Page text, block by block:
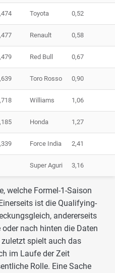
Toyota 0,52
Renault 0,58
Red Bull 0,67
Toro Rosso 0,90
Williams 1,06
Honda 1,27
Force India 2,41
Super Aguri 3,16
welche Formel-1-Saison
ist die Qualifying-
andererseits
nach hinten die Daten
spielt auch das
im Laufe der Zeit
Rolle. Eine Sache